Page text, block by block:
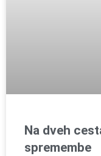
Na dveh
spremembe